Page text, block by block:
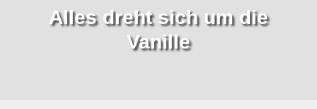
Alles dreht sich um die
Vanille